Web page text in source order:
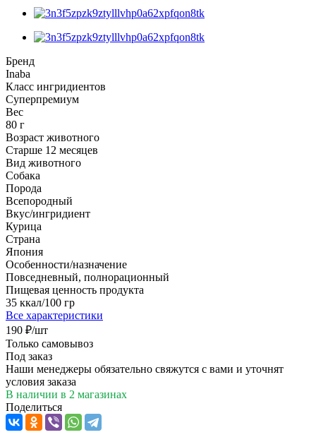
Бренд
Inaba
Класс ингридиентов
Суперпремиум
Вес
80 г
Возраст животного
Старше 12 месяцев
Вид животного
Собака
Порода
Всепородный
Вкус/ингридиент
Курица
Страна
Япония
Особенности/назначение
Повседневный, полнорационный
Пищевая ценность продукта
35 ккал/100 гр
Все характеристики
190 ₽/шт
Только самовывоз
Под заказ
Наши менеджеры обязательно свяжутся с вами и уточнят
условия заказа
В наличии в 2 магазинах
Поделиться